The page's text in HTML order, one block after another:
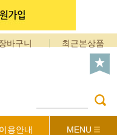
바구니 최근본상품
이용안내 MENU